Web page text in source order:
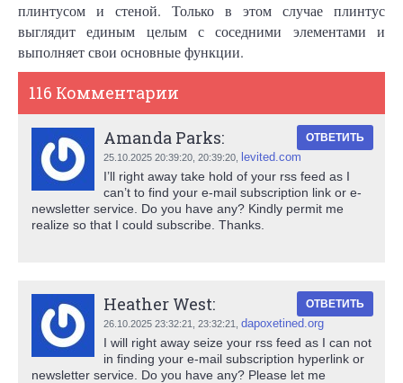
плинтусом и стеной. Только в этом случае плинтус
выглядит единым целым с соседними элементами и
выполняет свои основные функции.
116 Комментарии
Amanda Parks:
25.10.2025 20:39:20, 20:39:20 levited.com
ОТВЕТИТЬ
I’ll right away take hold of your rss feed as I
can’t to find your e-mail subscription link or e-
newsletter service. Do you have any? Kindly permit me
realize so that I could subscribe. Thanks.
Heather West:
26.10.2025 23:32:21, 23:32:21 dapoxetined.org
ОТВЕТИТЬ
I will right away seize your rss feed as I can not
in finding your e-mail subscription hyperlink or
newsletter service. Do you have any? Please let me